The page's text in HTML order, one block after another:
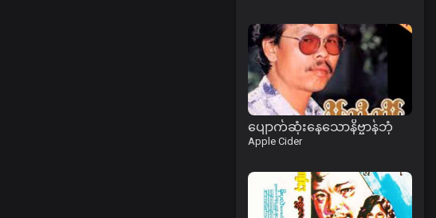
ပျောက်ဆုံးနေသောနိဗ္ဗာန်ဘုံ
Apple Cider